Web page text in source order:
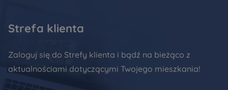
Strefa klienta
Zaloguj się do Strefy klienta i bądź na bieżąco z
aktualnościami dotyczącymi Twojego mieszkania!